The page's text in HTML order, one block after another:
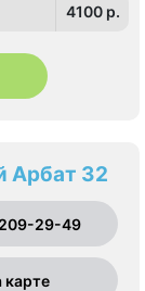
4100 p.
Арбат 32
29-49